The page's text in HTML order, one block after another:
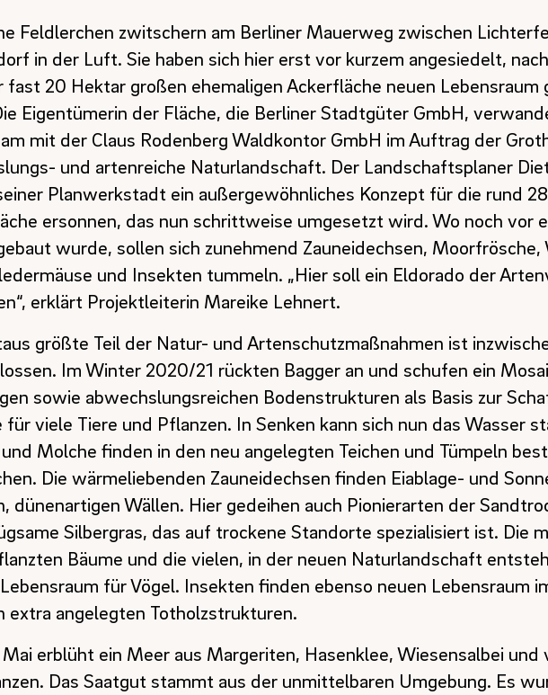
Feldlerchen zwitschern am Berliner Mauerweg zwischen
in der Luft. Sie haben sich hier erst vor kurzem angesiedelt,
fast 20 Hektar großen ehemaligen Ackerfläche neuen Lebensraum
Eigentümerin der Fläche, die Berliner Stadtgüter GmbH,
mit der Claus Rodenberg Waldkontor GmbH im Auftrag der
und artenreiche Naturlandschaft. Der Landschaftsplaner
Planwerkstadt ein außergewöhnliches Konzept für die rund
ersonnen, das nun schrittweise umgesetzt wird. Wo noch vor
wurde, sollen sich zunehmend Zauneidechsen,
und Insekten tummeln. „Hier soll ein Eldorado der
erklärt Projektleiterin Mareike Lehnert.
größte Teil der Natur- und Artenschutzmaßnahmen ist
Im Winter 2020/21 rückten Bagger an und schufen ein
sowie abwechslungsreichen Bodenstrukturen als Basis zur
für viele Tiere und Pflanzen. In Senken kann sich nun das Wasser
Molche finden in den neu angelegten Teichen und Tümpeln
Die wärmeliebenden Zauneidechsen finden Eiablage- und
dünenartigen Wällen. Hier gedeihen auch Pionierarten der
Silbergras, das auf trockene Standorte spezialisiert ist. Die
Bäume und die vielen, in der neuen Naturlandschaft
für Vögel. Insekten finden ebenso neuen Lebensraum
extra angelegten Totholzstrukturen.
erblüht ein Meer aus Margeriten, Hasenklee, Wiesensalbei und
Das Saatgut stammt aus der unmittelbaren Umgebung. Es